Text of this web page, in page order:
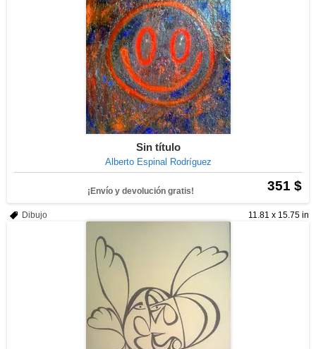
Sin título
Alberto Espinal Rodríguez
351 $
¡Envío y devolución gratis!
11.81 x 15.75 in
Dibujo